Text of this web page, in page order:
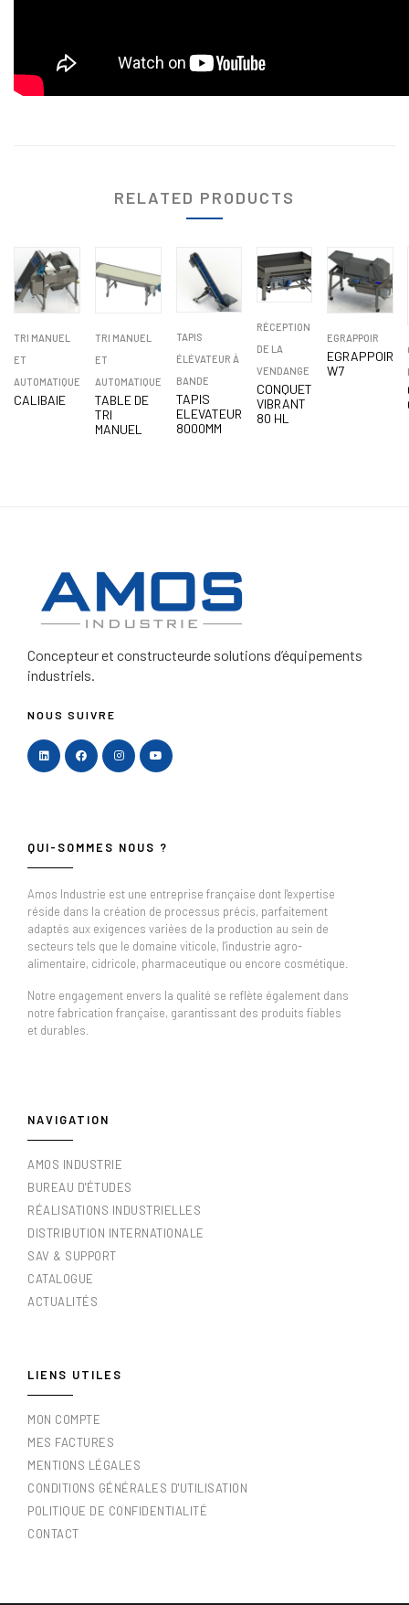
RELATED PRODUCTS
TRI MANUEL
ET
AUTOMATIQUE
CALIBAIE
TRI MANUEL
ET
AUTOMATIQUE
TABLE DE
TRI
MANUEL
TAPIS
ÉLÉVATEUR À
BANDE
TAPIS
ELEVATEUR
8000MM
RÉCEPTION
DE LA
VENDANGE
CONQUET
VIBRANT
80 HL
EGRAPPOIR
EGRAPPOIR
W7
Concepteur et constructeurde solutions d’équipements
industriels.
NOUS SUIVRE
QUI-SOMMES NOUS ?
Amos Industrie est une entreprise française dont l'expertise
réside dans la création de processus précis, parfaitement
adaptés aux exigences variées de la production au sein de
secteurs tels que le domaine viticole, l'industrie agro-
alimentaire, cidricole, pharmaceutique ou encore cosmétique.
Notre engagement envers la qualité se reflète également dans
notre fabrication française, garantissant des produits fiables
et durables.
NAVIGATION
AMOS INDUSTRIE
BUREAU D'ÉTUDES
RÉALISATIONS INDUSTRIELLES
DISTRIBUTION INTERNATIONALE
SAV & SUPPORT
CATALOGUE
ACTUALITÉS
LIENS UTILES
MON COMPTE
MES FACTURES
MENTIONS LÉGALES
CONDITIONS GÉNÉRALES D'UTILISATION
POLITIQUE DE CONFIDENTIALITÉ
CONTACT